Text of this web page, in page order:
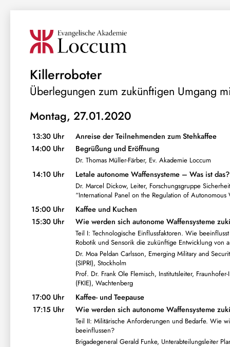
Killerroboter
Überlegungen zum zukünftigen Umgang
Montag, 27.01.2020
13:30 Uhr
Anreise der Teilnehmenden zum Stehkaffee
14:00 Uhr
Begrüßung und Eröffnung
Dr. Thomas Müller-Färber, Ev. Akademie Loccum
14:10 Uhr Letale autonome Waffensysteme – Was ist das?
Dr. Marcel Dickow, Leiter, Forschungsgruppe
“International Panel on the Regulation of Autonomous
15:00 Uhr
Kaffee und Kuchen
15:30 Uhr
Wie werden sich autonome Waffensysteme
Teil I: Technologische Einflussfaktoren. Wie
Robotik und Sensorik die zukünftige Entwicklung von
Dr. Moa Peldan Carlsson, Emerging Military and
(SIPRI), Stockholm
Prof. Dr. Frank Ole Flemisch, Institutsleiter,
(FKIE), Wachtenberg
17:00 Uhr
Kaffee- und Teepause
17:15 Uhr
Wie werden sich autonome Waffensysteme
Teil II: Militärische Anforderungen und Bedarfe. Wie
beeinflussen?
Brigadegeneral Gerald Funke, Unterabteilungsleiter